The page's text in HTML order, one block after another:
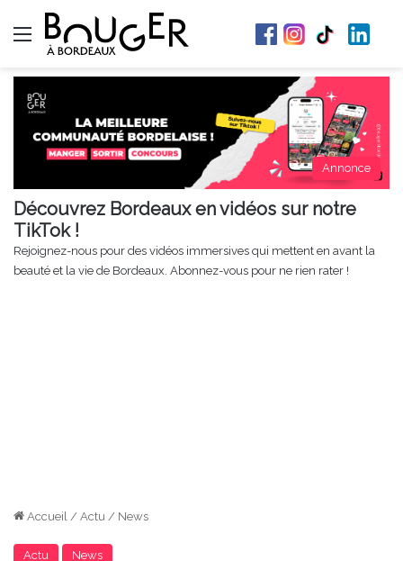
Menu
Annonce
Découvrez Bordeaux en vidéos sur notre
TikTok !
Rejoignez-nous pour des vidéos immersives qui mettent en avant la
beauté et la vie de Bordeaux. Abonnez-vous pour ne rien rater !
Accueil / Actu / News
Actu News